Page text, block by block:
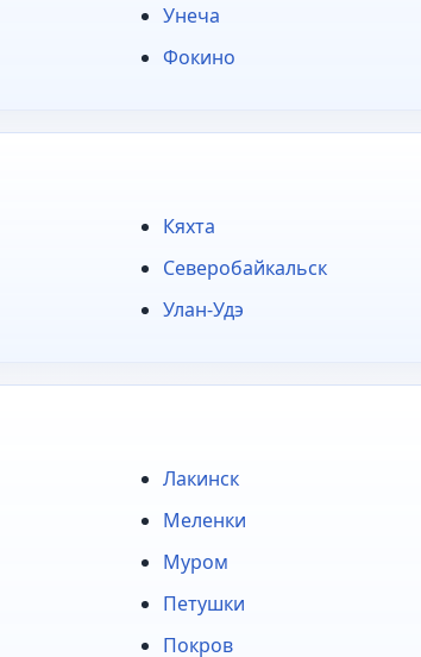
Унеча
Фокино
Кяхта
Северобайкальск
Улан-Удэ
Лакинск
Меленки
Муром
Петушки
Покров